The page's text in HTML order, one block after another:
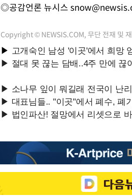
◎공감언론 뉴시스
Copyright © NEWSIS.COM, 무단 전재 및